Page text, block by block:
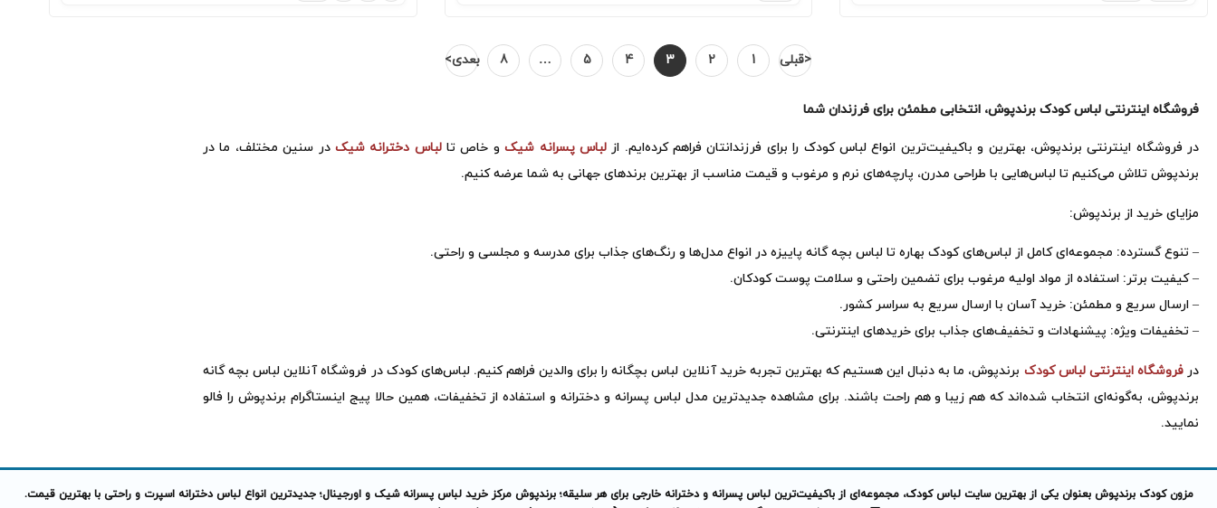
<قبلی 1
2
3
4
5
…
8 بعدی>
فروشگاه اینترنتی لباس کودک برندپوش، انتخابی مطمئن برای فرزندان شما
در فروشگاه اینترنتی برندپوش، بهترین و باکیفیت‌ترین انواع لباس کودک را برای فرزندانتان فراهم کرده‌ایم. ازلباس پسرانه شیکو خاص تالباس‌ دخترانه شیک در سنین مختلف، ما در
برندپوش تلاش می‌کنیم تا لباس‌هایی با طراحی مدرن، پارچه‌های نرم و مرغوب و قیمت مناسب از بهترین برندهای جهانی به شما عرضه کنیم.
مزایای خرید از برندپوش:
– تنوع گسترده: مجموعه‌ای کامل از لباس‌های کودک بهاره تا لباس بچه گانه پاییزه در انواع مدل‌ها و رنگ‌های جذاب برای مدرسه و مجلسی و راحتی.
– کیفیت برتر: استفاده از مواد اولیه مرغوب برای تضمین راحتی و سلامت پوست کودکان.
– ارسال سریع و مطمئن: خرید آسان با ارسال سریع به سراسر کشور.
– تخفیفات ویژه: پیشنهادات و تخفیف‌های جذاب برای خرید‌های اینترنتی.
درفروشگاه اینترنتی لباس کودک برندپوش، ما به دنبال این هستیم که بهترین تجربه خرید آنلاین لباس بچگانه را برای والدین فراهم کنیم. لباس‌های کودک در فروشگاه آنلاین لباس بچه گانه
برندپوش، به‌گونه‌ای انتخاب شده‌اند که هم زیبا و هم راحت باشند. برای مشاهده جدیدترین مدل لباس پسرانه و دخترانه و استفاده از تخفیفات، همین حالا پیج اینستاگرام برندپوش را فالو
نمایید.
مزون کودک برندپوش بعنوان یکی از بهترین سایت لباس کودک، مجموعه‌ای از باکیفیت‌ترین لباس پسرانه و دخترانه خارجی برای هر سلیقه؛ برندپوش مرکز خرید لباس پسرانه شیک و اورجینال؛ جدیدترین انواع لباس دخترانه اسپرت و راحتی با بهترین قیمت.